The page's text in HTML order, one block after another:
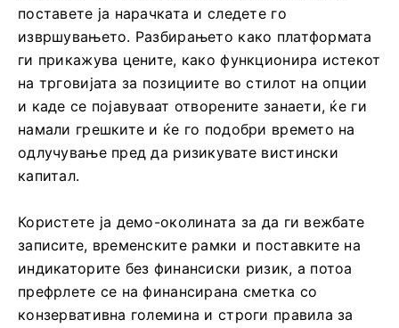
поставете ја нарачката и следете го
извршувањето. Разбирањето како платформата
ги прикажува цените, како функционира истекот
на трговијата за позициите во стилот на опции
и каде се појавуваат отворените занаети, ќе ги
намали грешките и ќе го подобри времето на
одлучување пред да ризикувате вистински
капитал.
Користете ја демо-околината за да ги вежбате
записите, временските рамки и поставките на
индикаторите без финансиски ризик, а потоа
префрлете се на финансирана сметка со
конзервативна големина и строги правила за